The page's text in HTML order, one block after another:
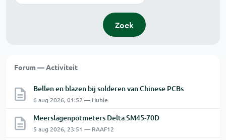
Zoek
Forum — Activiteit
Bellen en blazen bij solderen van Chinese PCBs
6 aug 2026, 01:52 — Hubie
Meerslagenpotmeters Delta SM45-70D
5 aug 2026, 23:51 — RAAF12